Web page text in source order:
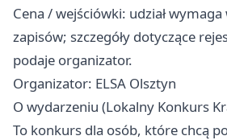
Cena / wejściówki: udział
zapisów; szczegóły dotyczące
podaje organizator.
Organizator: ELSA Olsztyn
O wydarzeniu (Lokalny Konkurs
To konkurs dla osób, które chcą